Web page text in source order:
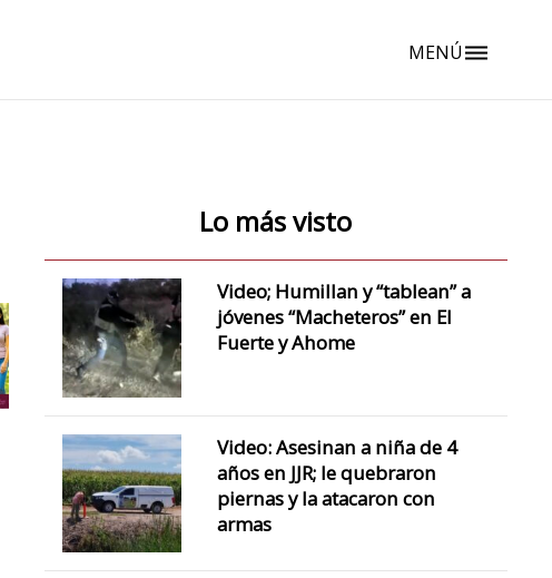
dehaze
MENÚ
Lo más visto
Video; Humillan y “tablean” a
jóvenes “Macheteros” en El
Fuerte y Ahome
Video: Asesinan a niña de 4
años en JJR; le quebraron
piernas y la atacaron con
armas